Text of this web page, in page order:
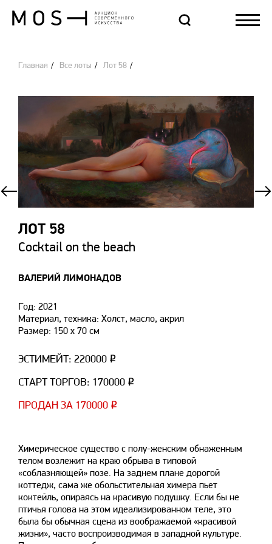
Главная Все лоты Лот 58
ВАЛЕРИЙ ЛИМОНАДОВ
Cocktail on the beach
ЛОТ 58
Год: 2021
Материал, техника: Холст, масло, акрил
Размер: 150 х 70 см
ЭСТИМЕЙТ: 220000 ₽
СТАРТ ТОРГОВ: 170000 ₽
ПРОДАН ЗА 170000 ₽
Химерическое существо с полу-женским обнаженным
телом возлежит на краю обрыва в типовой
«соблазняющей» позе. На заднем плане дорогой
коттедж, сама же обольстительная химера пьет
коктейль, опираясь на красивую подушку. Если бы не
птичья голова на этом идеализированном теле, это
была бы обычная сцена из воображаемой «красивой
жизни», часто воспроизводимая в западной культуре.